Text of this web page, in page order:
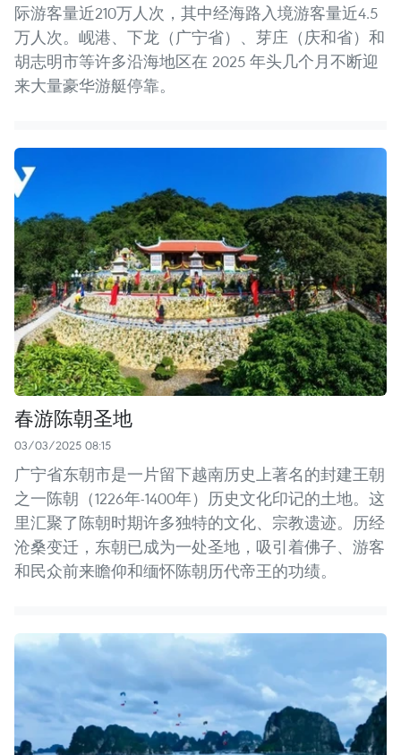
际游客量近210万人次，其中经海路入境游客量近4.5
万人次。岘港、下龙（广宁省）、芽庄（庆和省）和
胡志明市等许多沿海地区在 2025 年头几个月不断迎
来大量豪华游艇停靠。
春游陈朝圣地
03/03/2025 08:15
广宁省东朝市是一片留下越南历史上著名的封建王朝
之一陈朝（1226年-1400年）历史文化印记的土地。这
里汇聚了陈朝时期许多独特的文化、宗教遗迹。历经
沧桑变迁，东朝已成为一处圣地，吸引着佛子、游客
和民众前来瞻仰和缅怀陈朝历代帝王的功绩。